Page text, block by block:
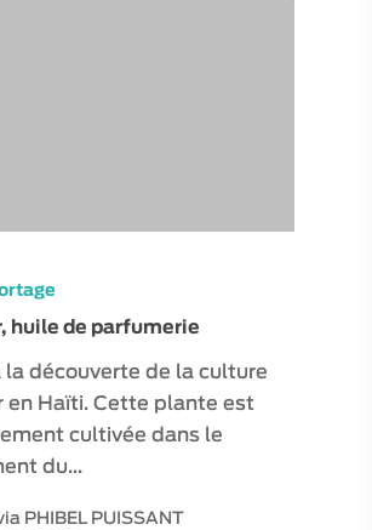
huile de parfumerie
la découverte de la culture
en Haïti. Cette plante est
cultivée dans le
du…
PHIBEL PUISSANT